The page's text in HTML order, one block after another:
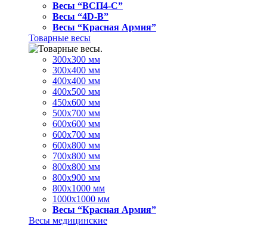
Весы “ВСП4-С”
Весы “4D-В”
Весы “Красная Армия”
Товарные весы
300х300 мм
300х400 мм
400х400 мм
400х500 мм
450х600 мм
500х700 мм
600х600 мм
600х700 мм
600х800 мм
700х800 мм
800х800 мм
800х900 мм
800х1000 мм
1000х1000 мм
Весы “Красная Армия”
Весы медицинские